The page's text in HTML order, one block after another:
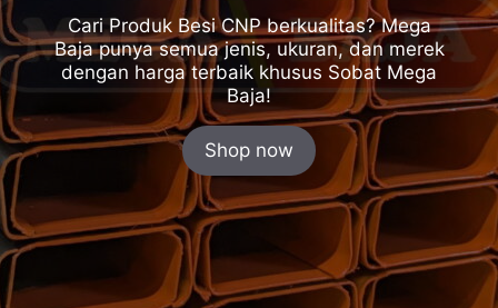
Cari Produk Besi CNP berkualitas? Mega
Baja punya semua jenis, ukuran, dan merek
dengan harga terbaik khusus Sobat Mega
Baja!
Shop now